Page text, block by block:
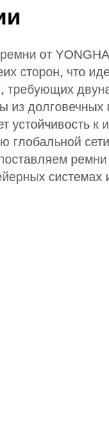
от
сторон, что
требующих
из
устойчивость к
глобальной
системах